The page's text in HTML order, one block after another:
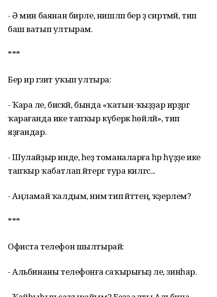
- Ә мин баянан бирле, нишләп бер ҙә сиртмәй, тип
баш ватып ултырам.
***
Бер ир гәзит уҡып ултыра:
- Ҡара әле, бисәкәй, бында «ҡатын-ҡыҙҙар ирҙәргә
ҡарағанда ике тапҡыр күберәк һөйләй», тип
яҙғандар.
- Шулайҙыр инде, һеҙ томаналарға һәр һүҙҙе ике
тапҡыр ҡабатлап әйтергә тура килгәс...
- Аңламай ҡалдым, нимә тип әйттең, ҡәҙерлем?
***
Офиста телефон шылтырай:
- Альбинаны телефонға саҡырығыҙ әле, зинһар.